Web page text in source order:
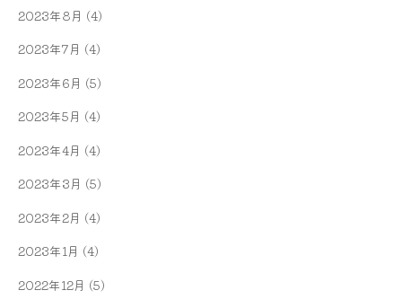
2023年8月 (4)
2023年7月 (4)
2023年6月 (5)
2023年5月 (4)
2023年4月 (4)
2023年3月 (5)
2023年2月 (4)
2023年1月 (4)
2022年12月 (5)